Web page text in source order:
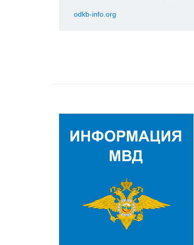
odkb-info.org